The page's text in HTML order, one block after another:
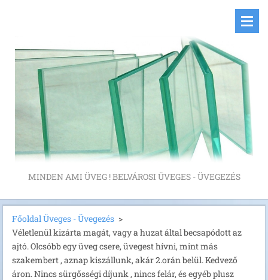
MINDEN AMI ÜVEG ! BELVÁROSI ÜVEGES - ÜVEGEZÉS
Főoldal Üveges - Üvegezés >
Véletlenül kizárta magát, vagy a huzat által becsapódott az
ajtó. Olcsóbb egy üveg csere, üvegest hívni, mint más
szakembert , aznap kiszállunk, akár 2.orán belül. Kedvező
áron. Nincs sürgősségi díjunk , nincs felár, és egyéb plusz